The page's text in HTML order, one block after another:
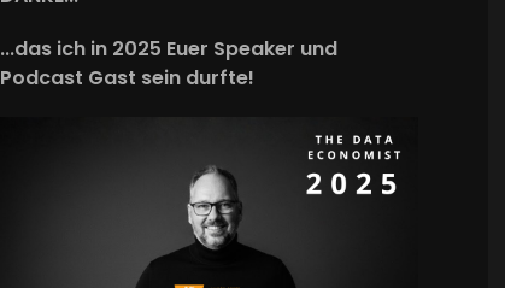
...das ich in 2025 Euer Speaker und
Podcast Gast sein durfte!